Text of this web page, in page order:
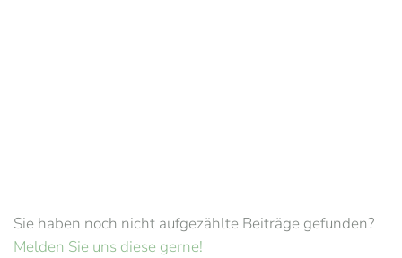
Sie haben noch nicht aufgezählte Beiträge gefunden?
Melden Sie uns diese gerne!